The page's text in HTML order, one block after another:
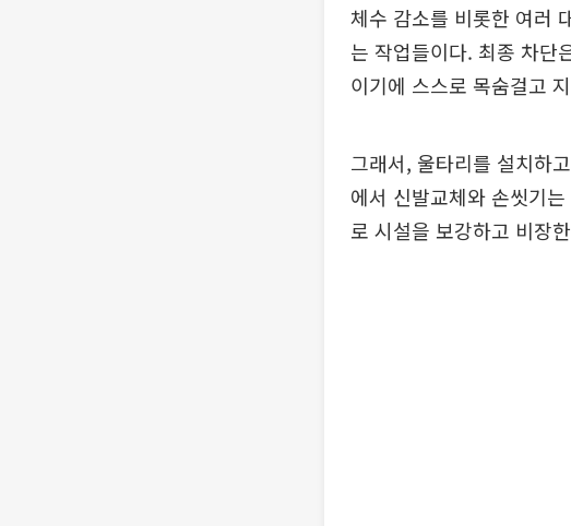
체수 감소를 비롯한 여러
는 작업들이다. 최종 차단
이기에 스스로 목숨걸고
그래서, 울타리를 설치하
에서 신발교체와 손씻기
로 시설을 보강하고 비장